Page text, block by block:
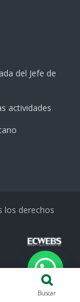
del Jefe de
actividades
los derechos
Buscar